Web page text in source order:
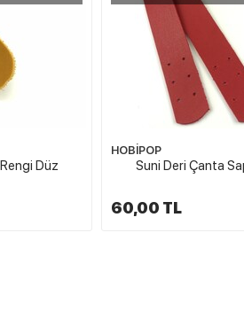
Düz
HOBİPOP
Suni Deri Çanta
60,00 TL